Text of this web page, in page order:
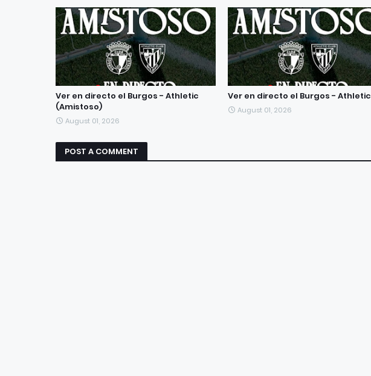
Ver en directo el Burgos - Athletic
(Amistoso)
August 01, 2026
Ver en directo el Burgos - Athletic
August 01, 2026
POST A COMMENT